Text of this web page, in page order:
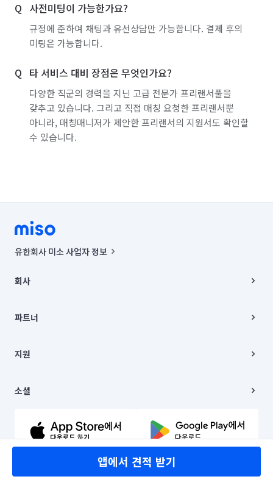
사전미팅이 가능한가요?
규정에 준하여 채팅과 유선상담만 가능합니다. 결제 후의
미팅은 가능합니다.
타 서비스 대비 장점은 무엇인가요?
다양한 직군의 경력을 지닌 고급 전문가 프리랜서풀을
갖추고 있습니다. 그리고 직접 매칭 요청한 프리랜서뿐
아니라, 매칭매니저가 제안한 프리랜서의 지원서도 확인할
수 있습니다.
앱에서 견적 받기
유한회사 미소 사업자 정보
00019 |
주소 | 본사: 서울특별시 종로구 율곡로 6(중학동, 트윈트리빌딩) B동 5층
컨택센터 : 서울특별시 종로구 수송동 율곡로 24, 7층, 8층 미소
상품, 상품정보, 거래에 관한 의무와 책임은 거래당사자에게 있습니다.
언론 보도 관련 문의:
© 유한회사 미소. Miso, Inc. All Rights Reserved.
회사
채용
파트너
이사
지원
이용약관
문의하기
소셜
유튜브